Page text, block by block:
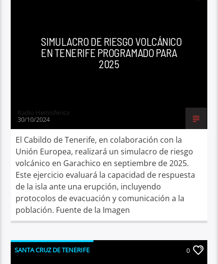
SIMULACRO DE RIESGO VOLCÁNICO
EN TENERIFE PROGRAMADO PARA
2025
Radio Hemisferica
30/10/2024
El Cabildo de Tenerife, en colaboración con la
Unión Europea, realizará un simulacro de riesgo
volcánico en Garachico en septiembre de 2025.
Este ejercicio evaluará la capacidad de respuesta
de la isla ante una erupción, incluyendo
protocolos de evacuación y comunicación a la
población. Fuente de la Imagen
SANTA CRUZ DE TENERIFE 0